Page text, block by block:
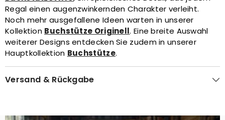
Regal einen augenzwinkernden Charakter verleiht.
Noch mehr ausgefallene Ideen warten in unserer
Kollektion Buchstütze Originell. Eine breite Auswahl
weiterer Designs entdecken Sie zudem in unserer
Hauptkollektion Buchstütze.
Versand & Rückgabe